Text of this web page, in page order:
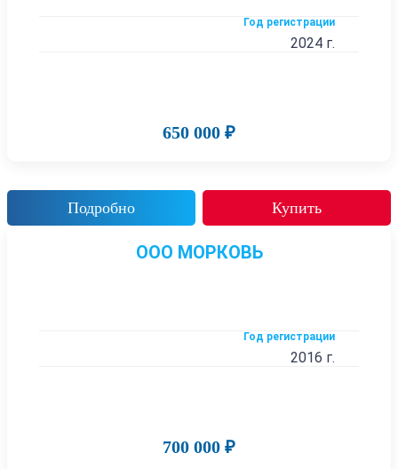
Год регистрации
2024 г.
650 000 ₽
Подробно Купить
ООО МОРКОВЬ
Год регистрации
2016 г.
700 000 ₽